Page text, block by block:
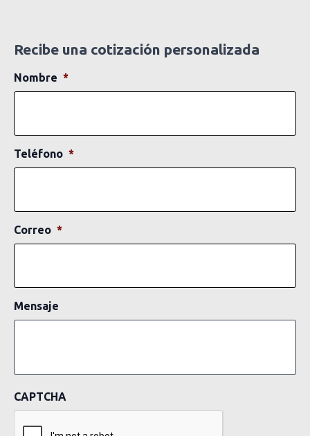
Recibe una cotización personalizada
Nombre *
Teléfono *
Correo *
Mensaje
CAPTCHA